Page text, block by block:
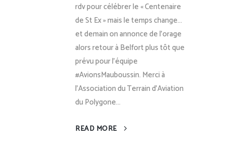
rdv pour célébrer le « Centenaire
de St Ex » mais le temps change…
et demain on annonce de l’orage
alors retour à Belfort plus tôt que
prévu pour l’équipe
#AvionsMauboussin. Merci à
l’Association du Terrain d'Aviation
du Polygone...
READ MORE